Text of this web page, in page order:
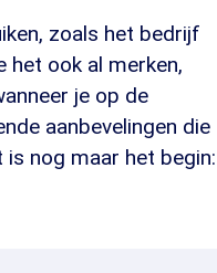
zoals het bedrijf
het ook al merken,
je op de
aanbevelingen die
nog maar het begin: